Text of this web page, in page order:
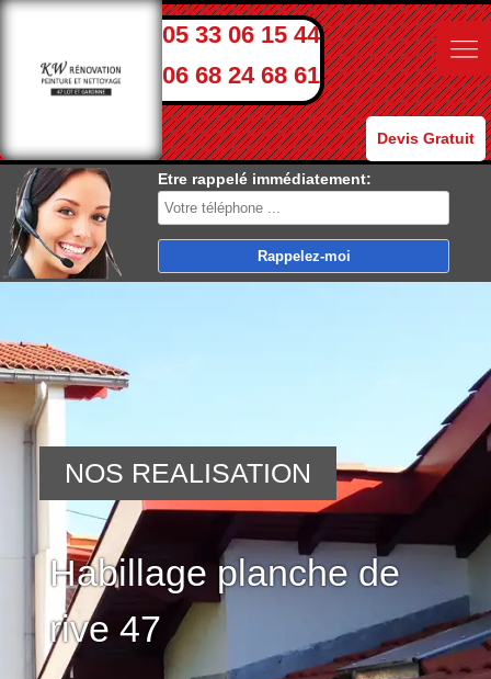
05 33 06 15 44
06 68 24 68 61
Devis Gratuit
Etre rappelé immédiatement:
Habillage planche de
rive 47
NOS REALISATION